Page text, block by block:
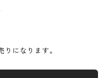
になります。